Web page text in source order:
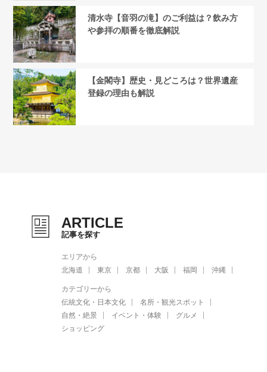
清水寺【音羽の滝】のご利益は？飲み方
や参拝の順番を徹底解説
【金閣寺】歴史・見どころは？世界遺産
登録の理由も解説
ARTICLE
記事を探す
エリアから
北海道
東京 京都 大阪 福岡 沖縄
カテゴリーから
伝統文化・日本文化
名所・観光スポット
自然・絶景
イベント・体験
グルメ
ショッピング